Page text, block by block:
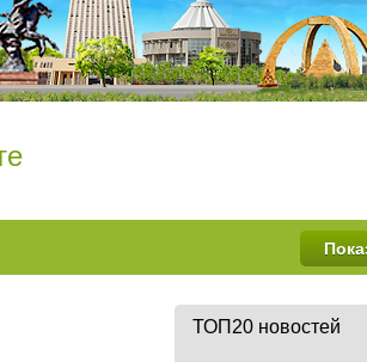
ТОП20 новостей